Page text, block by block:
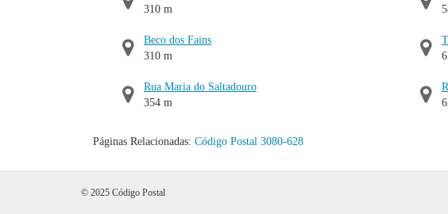
310 m
Beco dos Fains
310 m
Rua Maria do Saltadouro
354 m
Páginas Relacionadas: Código Postal 3080-628
© 2025 Código Postal